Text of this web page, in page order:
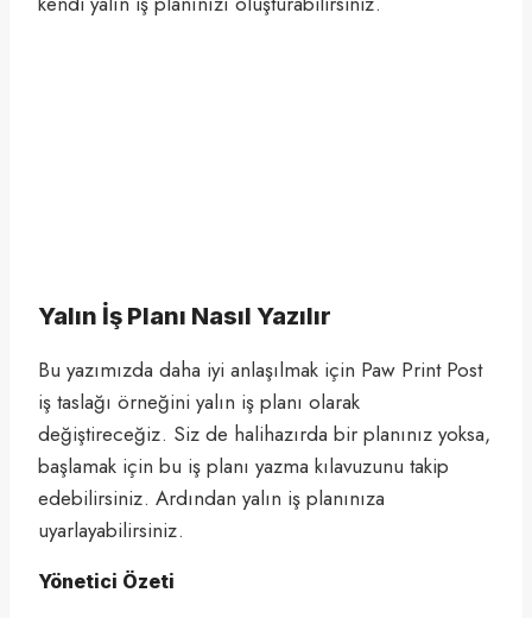
Yalın İş Planı Nasıl Yazılır
Bu yazımızda daha iyi anlaşılmak için Paw Print Post
iş taslağı örneğini yalın iş planı olarak
değiştireceğiz. Siz de halihazırda bir planınız yoksa,
başlamak için bu iş planı yazma kılavuzunu takip
edebilirsiniz. Ardından yalın iş planınıza
uyarlayabilirsiniz.
Yönetici Özeti